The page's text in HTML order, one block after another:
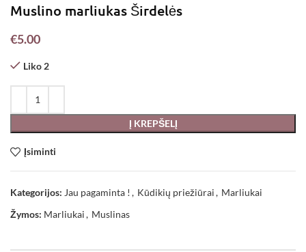
Muslino marliukas Širdelės
€5.00
Liko 2
Į KREPŠELĮ
Įsiminti
Kategorijos: Jau pagaminta ! , Kūdikių priežiūrai, Marliukai
Žymos: Marliukai, Muslinas